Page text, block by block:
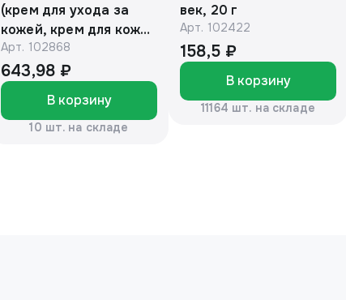
(крем для ухода за
кожей, крем для кожи
век, крем для рук,
крем отбеливающий
для лица, лосьон для
Арт. 102868
643,98 ₽
В корзину
10 шт. на складе
век, 20 г
Арт. 102422
158,5 ₽
В корзину
11164 шт. на складе